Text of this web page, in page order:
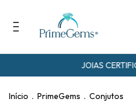
JOIAS CERTIFICADAS
Início . PrimeGems . Conjutos